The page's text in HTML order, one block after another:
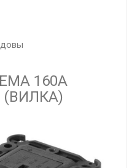
160А
(ВИЛКА)